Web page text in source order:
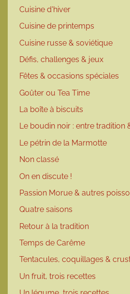
Cuisine d'hiver
Cuisine de printemps
Cuisine russe & soviétique
Défis, challenges & jeux
Fêtes & occasions spéciales
Goûter ou Tea Time
La boîte à biscuits
Le boudin noir : entre tradition
Le pétrin de la Marmotte
Non classé
On en discute !
Passion Morue & autres
Quatre saisons
Retour à la tradition
Temps de Carême
Tentacules, coquillages &
Un fruit, trois recettes